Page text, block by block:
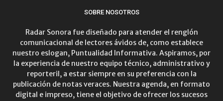
SOBRE NOSOTROS
Radar Sonora fue diseñado para atender el renglón
comunicacional de lectores ávidos de, como establece
nuestro eslogan, Puntualidad Informativa. Aspiramos, por
la experiencia de nuestro equipo técnico, administrativo y
reporteril, a estar siempre en su preferencia con la
publicación de notas veraces. Nuestra agenda, en formato
digital e impreso, tiene el objetivo de ofrecer los sucesos